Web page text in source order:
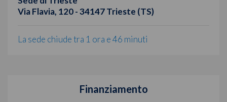
Via Flavia, 120 - 34147 Trieste (TS)
La sede chiude tra 1 ora e 46 minuti
Finanziamento